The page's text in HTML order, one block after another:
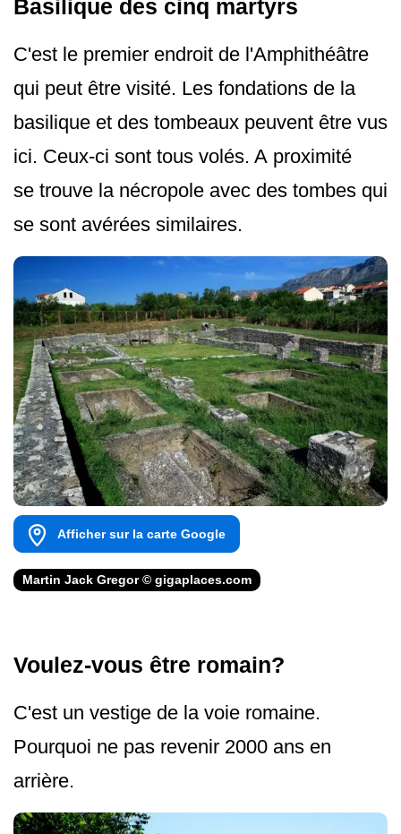
Basilique des cinq martyrs
C'est le premier endroit de l'Amphithéâtre
qui peut être visité. Les fondations de la
basilique et des tombeaux peuvent être vus
ici. Ceux-ci sont tous volés. A proximité
se trouve la nécropole avec des tombes qui
se sont avérées similaires.
Afficher sur la carte Google
Martin Jack Gregor © gigaplaces.com
Voulez-vous être romain?
C'est un vestige de la voie romaine.
Pourquoi ne pas revenir 2000 ans en
arrière.